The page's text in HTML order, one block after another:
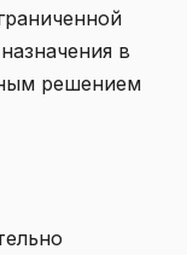
в
решением